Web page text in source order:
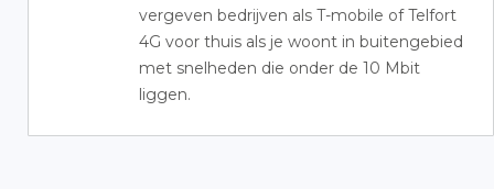
vergeven bedrijven als T-mobile of Telfort
4G voor thuis als je woont in buitengebied
met snelheden die onder de 10 Mbit
liggen.